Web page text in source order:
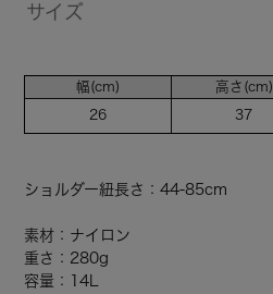
サイズ
幅(cm)
26
高さ(cm)
37
ショルダー紐長さ：44-85cm
素材：ナイロン
重さ：280g
容量：14L